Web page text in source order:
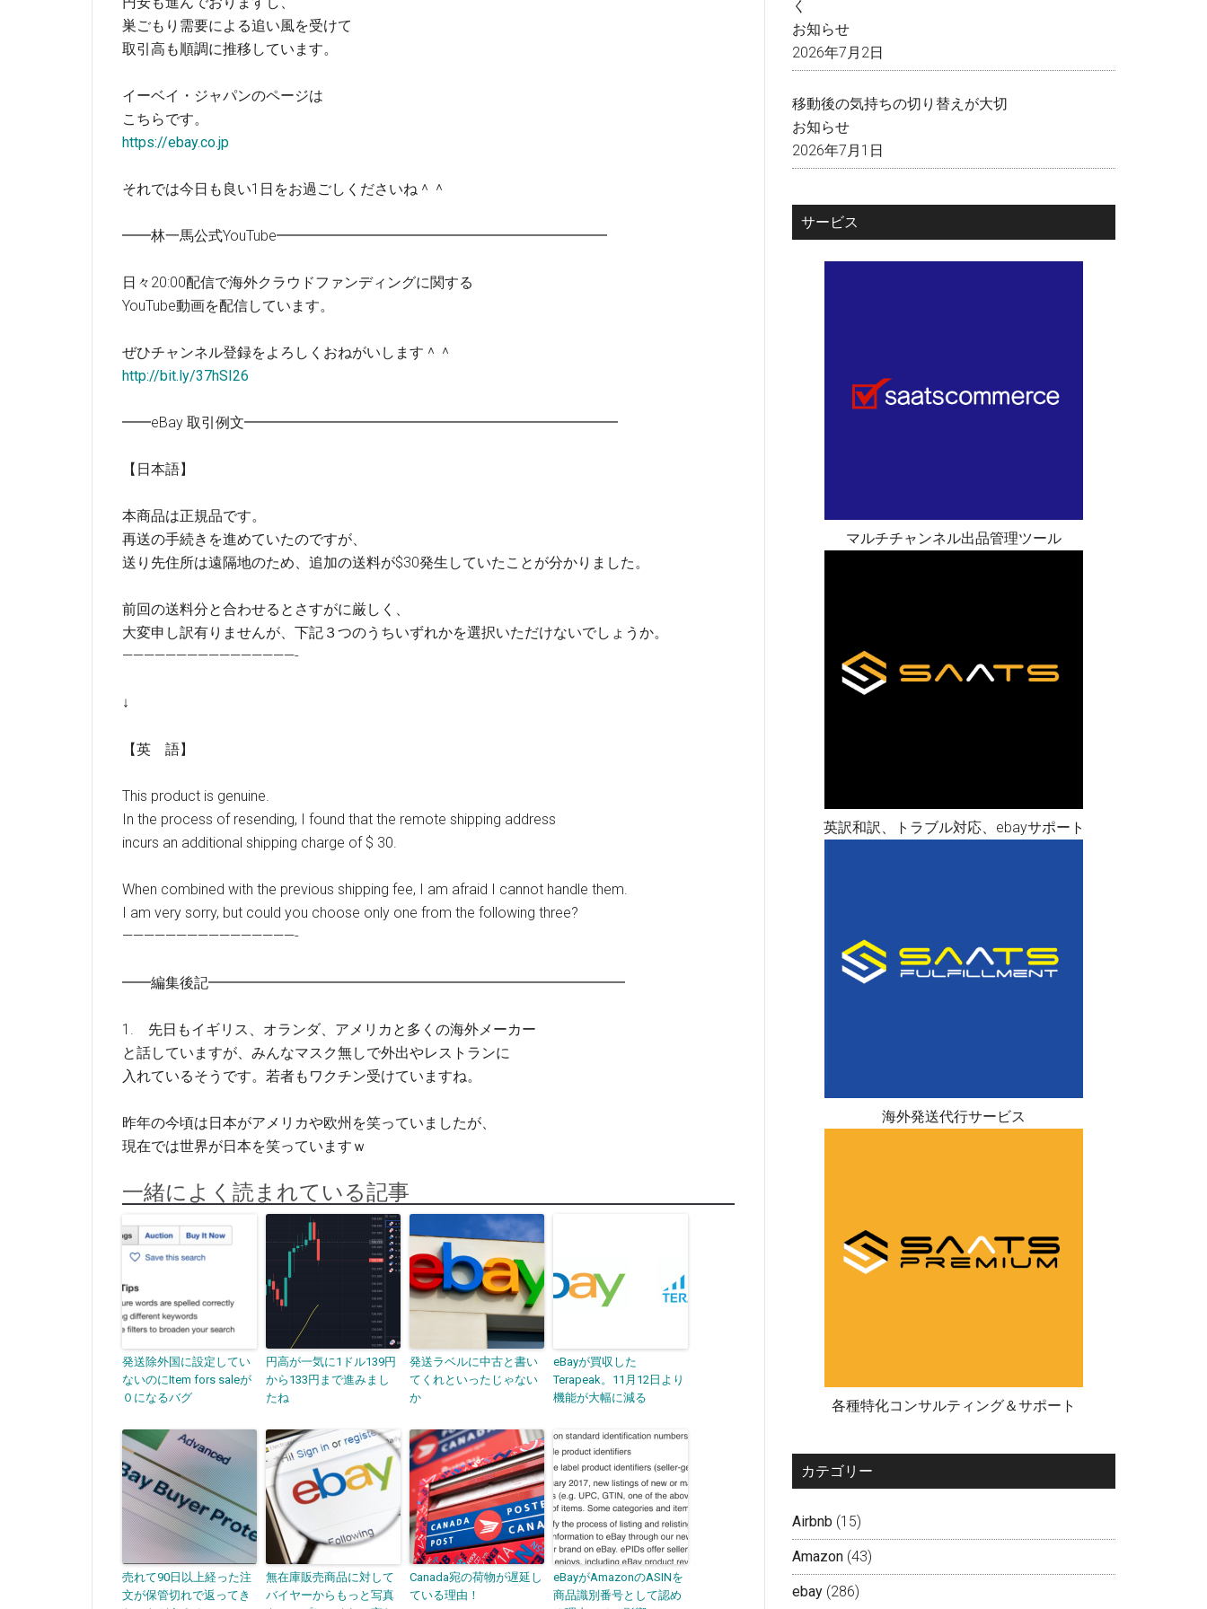
巣ごもり需要による追い風を受けて
取引高も順調に推移しています。
イーベイ・ジャパンのページは
こちらです。
https://ebay.co.jp
それでは今日も良い1日をお過ごしくださいね＾＾
━━林一馬公式YouTube━━━━━━━━━━━━━━━━━━━━━━━
日々20:00配信で海外クラウドファンディングに関する
YouTube動画を配信しています。
ぜひチャンネル登録をよろしくおねがいします＾＾
http://bit.ly/37hSI26
━━eBay 取引例文━━━━━━━━━━━━━━━━━━━━━━━━━━
【日本語】
本商品は正規品です。
再送の手続きを進めていたのですが、
送り先住所は遠隔地のため、追加の送料が$30発生していたことが分かりました。
前回の送料分と合わせるとさすがに厳しく、
大変申し訳有りませんが、下記３つのうちいずれかを選択いただけないでしょうか。
————————————————-
↓
【英 語】
This product is genuine.
In the process of resending, I found that the remote shipping address
incurs an additional shipping charge of $ 30.
When combined with the previous shipping fee, I am afraid I cannot handle them.
I am very sorry, but could you choose only one from the following three?
————————————————-
━━編集後記━━━━━━━━━━━━━━━━━━━━━━━━━━━━━
1. 先日もイギリス、オランダ、アメリカと多くの海外メーカー
と話していますが、みんなマスク無しで外出やレストランに
入れているそうです。若者もワクチン受けていますね。
昨年の今頃は日本がアメリカや欧州を笑っていましたが、
現在では世界が日本を笑っていますｗ
一緒によく読まれている記事
発送除外国に設定してい
ないのにItem fors saleが
０になるバグ
円高が一気に1ドル139円
から133円まで進みまし
たね
発送ラベルに中古と書い
てくれといったじゃない
か
eBayが買収した
Terapeak。11月12日より
機能が大幅に減る
売れて90日以上経った注
文が保管切れで返ってき
無在庫販売商品に対して
バイヤーからもっと写真
Canada宛の荷物が遅延し
ている理由！
eBayがAmazonのASINを
商品識別番号として認め
く
お知らせ
2026年7月2日
移動後の気持ちの切り替えが大切
お知らせ
2026年7月1日
サービス
マルチチャンネル出品管理ツール
英訳和訳、トラブル対応、ebayサポート
海外発送代行サービス
各種特化コンサルティング＆サポート
カテゴリー
Airbnb (15)
Amazon (43)
ebay (286)